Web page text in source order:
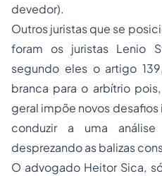
devedor).
Outros juristas que se
foram os juristas Lenio
segundo eles o artigo
branca para o arbítrio
geral impõe novos
conduzir a uma
desprezando as balizas
O advogado Heitor Sica,